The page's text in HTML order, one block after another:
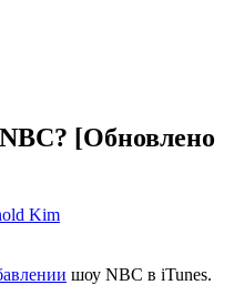
[Обновлено
Kim
шоу NBC в iTunes.